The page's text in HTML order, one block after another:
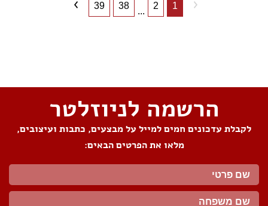
1
2
...
38
39
הרשמה לניוזלטר
לקבלת עדכונים חמים למייל על מבצעים, כתבות ועיצובים,
מלאו את הפרטים הבאים: